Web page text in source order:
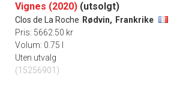
Vignes (2020) (utsolgt)
Clos de La Roche Rødvin, Frankrike
Pris: 5662.50 kr
Volum: 0.75 l
Uten utvalg
(15256901)